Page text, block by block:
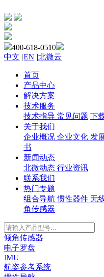
400-618-0510
中文 |EN |北微云
首页
产品中心
解决方案
技术服务
技术指导 常见问题 下
关于我们
企业概况 企业文化 发
书
新闻动态
北微动态 行业资讯
联系我们
热门专题
组合导航 惯性器件 无
角传感器
倾角传感器
电子罗盘
IMU
航姿参考系统